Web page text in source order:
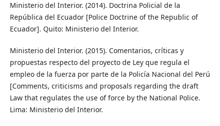
Ministerio del Interior. (2014). Doctrina Policial de la
República del Ecuador [Police Doctrine of the Republic of
Ecuador]. Quito: Ministerio del Interior.
Ministerio del Interior. (2015). Comentarios, críticas y
propuestas respecto del proyecto de Ley que regula el
empleo de la fuerza por parte de la Policía Nacional del Perú
[Comments, criticisms and proposals regarding the draft
Law that regulates the use of force by the National Police.
Lima: Ministerio del Interior.